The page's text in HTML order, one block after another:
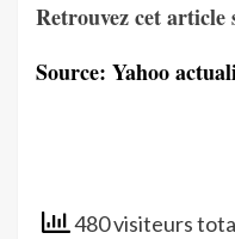
Retrouvez cet
Source: Yahoo
480 visiteurs